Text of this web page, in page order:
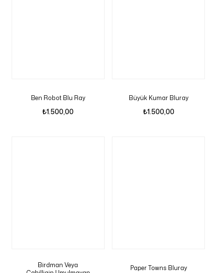
Ben Robot Blu Ray
₺1.500,00
Büyük Kumar Bluray
₺1.500,00
Birdman Veya
Paper Towns Bluray